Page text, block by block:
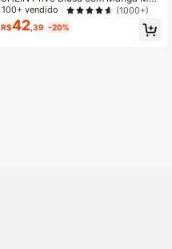
cego Sólida, Decote V, Blusas de M
anga Curta
100+ vendido (1000+)
R$42 ,39 -20%